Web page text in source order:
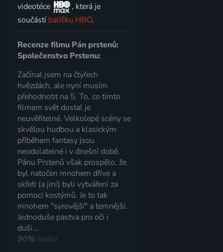
videotéce
, která je
součástí balíčku HBO.
Recenze filmu Pán prstenů:
Společenstvo Prstenu:
Začínal jsem na čtyřech
hvězdách, ale nyní musím
přehodnotit na 5. To, co tímto
filmem svět dostal je
neuvěřitelné. Velkolepé scény se
skvělou hudbou a klasickým
příběhem fantasy jsou
neodolatelné i v dnešní době.
Pánu Prstenů však prospělo, že
byl natočen mnohem dříve a
skřeti (a jiní) byli vytvářeni za
pomoci kostýmů. Je to tak
mnohem "syrovější" a temnější.
Jednoduše pastva pro oči i
duši...
90% Nefka